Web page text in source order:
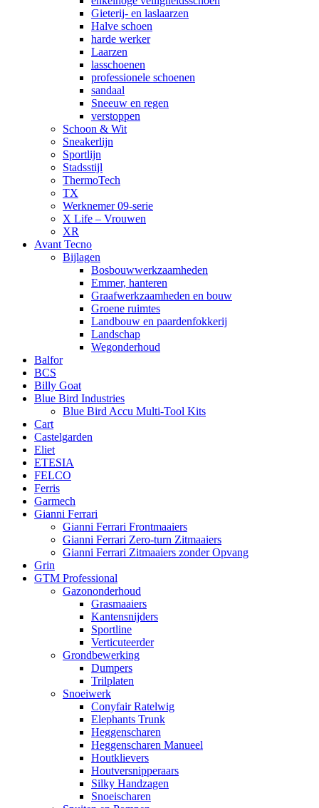
Gieterij- en laslaarzen
Halve schoen
harde werker
Laarzen
lasschoenen
professionele schoenen
sandaal
Sneeuw en regen
verstoppen
Schoon & Wit
Sneakerlijn
Sportlijn
Stadsstijl
ThermoTech
TX
Werknemer 09-serie
X Life – Vrouwen
XR
Avant Tecno
Bijlagen
Bosbouwwerkzaamheden
Emmer, hanteren
Graafwerkzaamheden en bouw
Groene ruimtes
Landbouw en paardenfokkerij
Landschap
Wegonderhoud
Balfor
BCS
Billy Goat
Blue Bird Industries
Blue Bird Accu Multi-Tool Kits
Cart
Castelgarden
Eliet
ETESIA
FELCO
Ferris
Garmech
Gianni Ferrari
Gianni Ferrari Frontmaaiers
Gianni Ferrari Zero-turn Zitmaaiers
Gianni Ferrari Zitmaaiers zonder Opvang
Grin
GTM Professional
Gazononderhoud
Grasmaaiers
Kantensnijders
Sportline
Verticuteerder
Grondbewerking
Dumpers
Trilplaten
Snoeiwerk
Conyfair Ratelwig
Elephants Trunk
Heggenscharen
Heggenscharen Manueel
Houtklievers
Houtversnipperaars
Silky Handzagen
Snoeischaren